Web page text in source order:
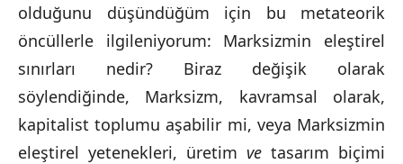
olduğunu düşündüğüm için bu metateorik
öncüllerle ilgileniyorum: Marksizmin eleştirel
sınırları nedir? Biraz değişik olarak
söylendiğinde, Marksizm, kavramsal olarak,
kapitalist toplumu aşabilir mi, veya Marksizmin
eleştirel yetenekleri, üretim ve tasarım biçimi